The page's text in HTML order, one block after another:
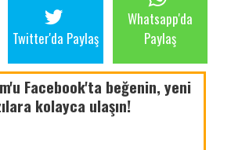
Twitter'da Paylaş
Whatsapp'da
Paylaş
Facebook'ta beğenin, yeni
kolayca ulaşın!